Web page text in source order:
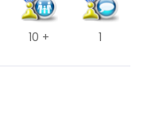
10 + 1